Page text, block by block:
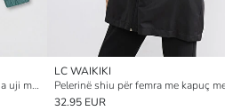
Pelerinë shiu e papërshkueshme nga uji me kapuç për djem
LC WAIKIKI
32.95 EUR